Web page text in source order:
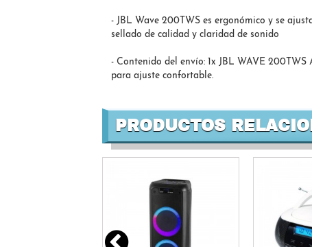
- JBL Wave 200TWS es ergonómico y se
sellado de calidad y claridad de sonido
- Contenido del envío: 1x JBL WAVE
para ajuste confortable.
PRODUCTOS